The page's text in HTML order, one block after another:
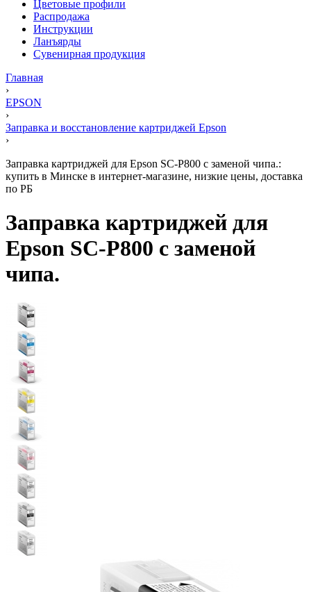
Цветовые профили
Распродажа
Инструкции
Ланъярды
Сувенирная продукция
Главная
›
EPSON
›
Заправка и восстановление картриджей Epson
›
Заправка картриджей для Epson SC-P800 с заменой чипа.:
купить в Минске в интернет-магазине, низкие цены, доставка
по РБ
Заправка картриджей для
Epson SC-P800 с заменой
чипа.